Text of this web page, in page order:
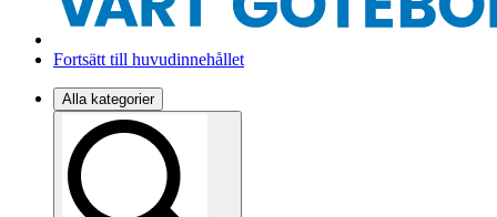
Fortsätt till huvudinnehållet
Alla kategorier